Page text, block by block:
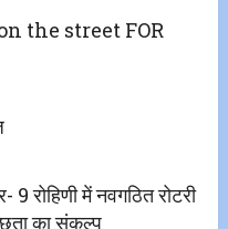
the street FOR
रोहिणी में नवगठित रोटरी
का संकल्प